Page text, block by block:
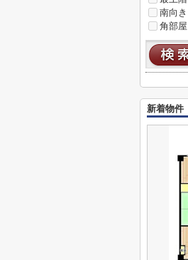
南向き
角部屋
新着物件